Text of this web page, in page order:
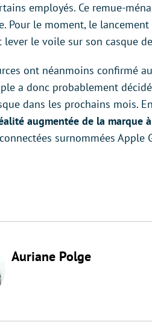
employés. Ce remue-
Pour le moment, le
lever le voile sur son casque
ont néanmoins confirmé
a donc probablement
dans les prochains mois.
augmentée de la marque
surnommées Apple
Auriane Polge